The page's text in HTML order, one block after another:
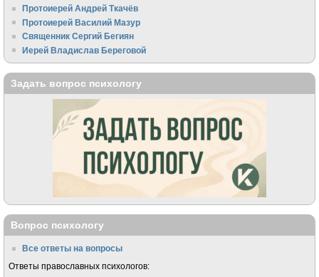
Протоиерей Андрей Ткачёв
Протоиерей Василий Мазур
Священник Сергий Бегиян
Иерей Владислав Береговой
Задать вопрос психологу
Вопрос психологу
Все ответы на вопросы
Ответы православных психологов: